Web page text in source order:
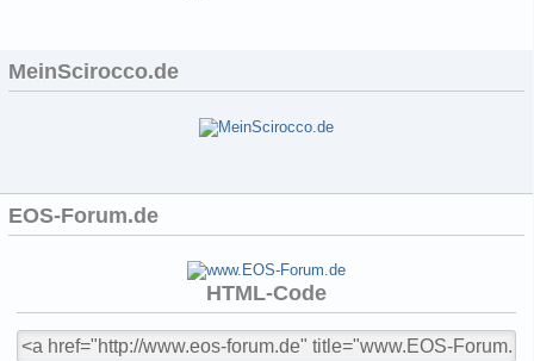
MeinScirocco.de
EOS-Forum.de
HTML-Code